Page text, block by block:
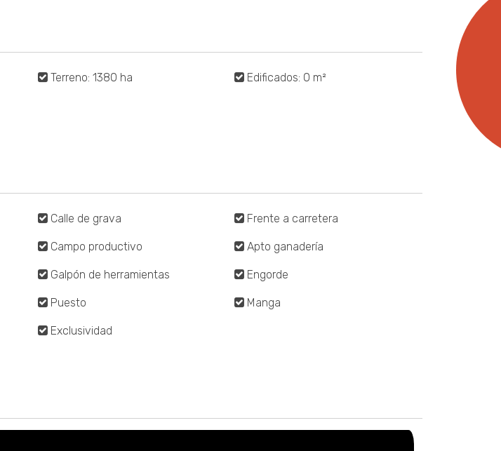
Terreno: 1380 ha Edificados: 0 m²
Calle de grava Frente a carretera
Campo productivo Apto ganadería
Galpón de herramientas Engorde
Puesto Manga
Exclusividad